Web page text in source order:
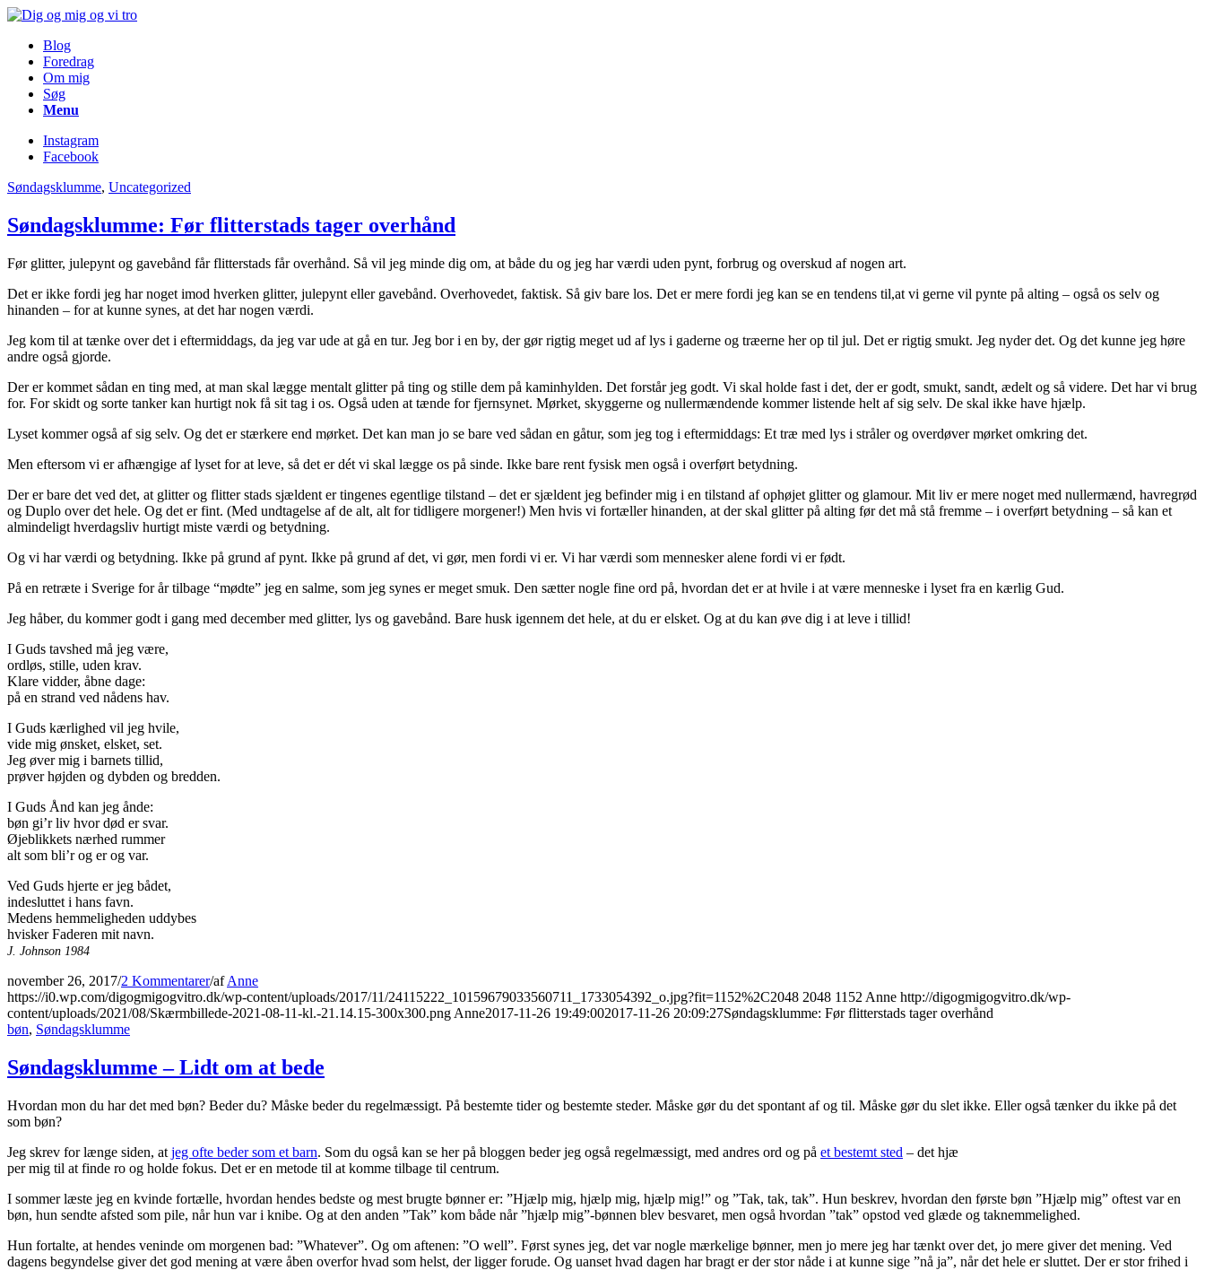
Blog
Foredrag
Om mig
Søg
Menu
Instagram
Facebook
Søndagsklumme, Uncategorized
Søndagsklumme: Før flitterstads tager overhånd
Før glitter, julepynt og gavebånd får flitterstads får overhånd. Så vil jeg minde dig om, at både du og jeg har værdi uden pynt, forbrug og overskud af nogen art.
Det er ikke fordi jeg har noget imod hverken glitter, julepynt eller gavebånd. Overhovedet, faktisk. Så giv bare los. Det er mere fordi jeg kan se en tendens til,at vi gerne vil pynte på alting – også os selv og
hinanden – for at kunne synes, at det har nogen værdi.
Jeg kom til at tænke over det i eftermiddags, da jeg var ude at gå en tur. Jeg bor i en by, der gør rigtig meget ud af lys i gaderne og træerne her op til jul. Det er rigtig smukt. Jeg nyder det. Og det kunne jeg høre
andre også gjorde.
Der er kommet sådan en ting med, at man skal lægge mentalt glitter på ting og stille dem på kaminhylden. Det forstår jeg godt. Vi skal holde fast i det, der er godt, smukt, sandt, ædelt og så videre. Det har vi brug
for. For skidt og sorte tanker kan hurtigt nok få sit tag i os. Også uden at tænde for fjernsynet. Mørket, skyggerne og nullermændende kommer listende helt af sig selv. De skal ikke have hjælp.
Lyset kommer også af sig selv. Og det er stærkere end mørket. Det kan man jo se bare ved sådan en gåtur, som jeg tog i eftermiddags: Et træ med lys i stråler og overdøver mørket omkring det.
Men eftersom vi er afhængige af lyset for at leve, så det er dét vi skal lægge os på sinde. Ikke bare rent fysisk men også i overført betydning.
Der er bare det ved det, at glitter og flitter stads sjældent er tingenes egentlige tilstand – det er sjældent jeg befinder mig i en tilstand af ophøjet glitter og glamour. Mit liv er mere noget med nullermænd, havregrød
og Duplo over det hele. Og det er fint. (Med undtagelse af de alt, alt for tidligere morgener!) Men hvis vi fortæller hinanden, at der skal glitter på alting før det må stå fremme – i overført betydning – så kan et
almindeligt hverdagsliv hurtigt miste værdi og betydning.
Og vi har værdi og betydning. Ikke på grund af pynt. Ikke på grund af det, vi gør, men fordi vi er. Vi har værdi som mennesker alene fordi vi er født.
På en retræte i Sverige for år tilbage “mødte” jeg en salme, som jeg synes er meget smuk. Den sætter nogle fine ord på, hvordan det er at hvile i at være menneske i lyset fra en kærlig Gud.
Jeg håber, du kommer godt i gang med december med glitter, lys og gavebånd. Bare husk igennem det hele, at du er elsket. Og at du kan øve dig i at leve i tillid!
I Guds tavshed må jeg være,
ordløs, stille, uden krav.
Klare vidder, åbne dage:
på en strand ved nådens hav.
I Guds kærlighed vil jeg hvile,
vide mig ønsket, elsket, set.
Jeg øver mig i barnets tillid,
prøver højden og dybden og bredden.
I Guds Ånd kan jeg ånde:
bøn gi’r liv hvor død er svar.
Øjeblikkets nærhed rummer
alt som bli’r og er og var.
Ved Guds hjerte er jeg bådet,
indesluttet i hans favn.
Medens hemmeligheden uddybes
hvisker Faderen mit navn.
J. Johnson 1984
november 26, 2017/2 Kommentarer/afAnne
https://i0.wp.com/digogmigogvitro.dk/wp-content/uploads/2017/11/24115222_10159679033560711_1733054392_o.jpg?fit=1152%2C2048 2048 1152 Anne http://digogmigogvitro.dk/wp-
content/uploads/2021/08/Skærmbillede-2021-08-11-kl.-21.14.15-300x300.png Anne2017-11-26 19:49:002017-11-26 20:09:27Søndagsklumme: Før flitterstads tager overhånd
bøn, Søndagsklumme
Søndagsklumme – Lidt om at bede
Hvordan mon du har det med bøn? Beder du? Måske beder du regelmæssigt. På bestemte tider og bestemte steder. Måske gør du det spontant af og til. Måske gør du slet ikke. Eller også tænker du ikke på det
som bøn?
Jeg skrev for længe siden, at jeg ofte beder som et barn. Som du også kan se her på bloggen beder jeg også regelmæssigt, med andres ord og på et bestemt sted – det hjæ
per mig til at finde ro og holde fokus. Det er en metode til at komme tilbage til centrum.
I sommer læste jeg en kvinde fortælle, hvordan hendes bedste og mest brugte bønner er: ”Hjælp mig, hjælp mig, hjælp mig!” og ”Tak, tak, tak”. Hun beskrev, hvordan den første bøn ”Hjælp mig” oftest var en
bøn, hun sendte afsted som pile, når hun var i knibe. Og at den anden ”Tak” kom både når ”hjælp mig”-bønnen blev besvaret, men også hvordan ”tak” opstod ved glæde og taknemmelighed.
Hun fortalte, at hendes veninde om morgenen bad: ”Whatever”. Og om aftenen: ”O well”. Først synes jeg, det var nogle mærkelige bønner, men jo mere jeg har tænkt over det, jo mere giver det mening. Ved
dagens begyndelse giver det god mening at være åben overfor hvad som helst, der ligger forude. Og uanset hvad dagen har bragt er der stor nåde i at kunne sige ”nå ja”, når det hele er sluttet. Der er stor frihed i